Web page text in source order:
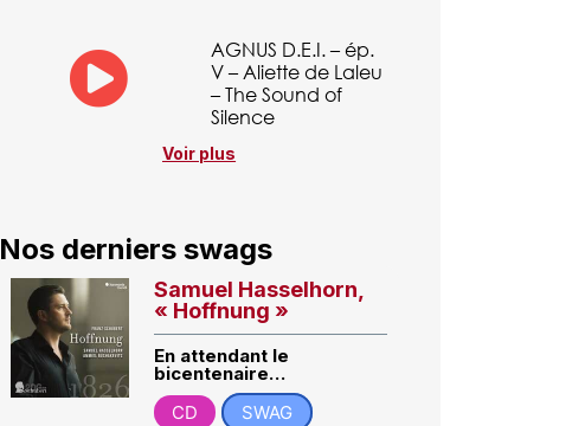
AGNUS D.E.I. – ép.
V – Aliette de Laleu
– The Sound of
Silence
Voir plus
Nos derniers swags
Samuel Hasselhorn,
« Hoffnung »
En attendant le
bicentenaire…
CD
SWAG